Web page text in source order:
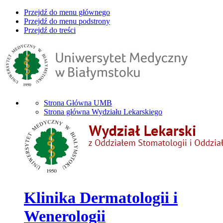
Przejdź do menu głównego
Przejdź do menu podstrony
Przejdź do treści
Strona Główna UMB
Strona główna Wydziału Lekarskiego
Klinika Dermatologii i
Wenerologii